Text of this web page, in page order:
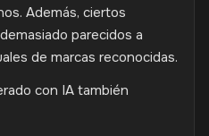
Además, ciertos
parecidos a
de marcas reconocidas.
con IA también